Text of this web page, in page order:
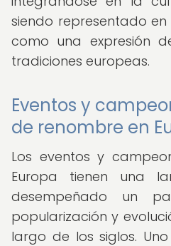
siendo representado
como una expresión
tradiciones europeas.
Eventos y
de renombre en
Los eventos y
Europa tienen una
desempeñado un
popularización y
largo de los siglos.